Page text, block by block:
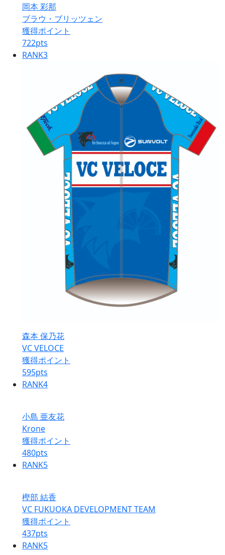
岡本 彩那
ブラウ・ブリッツェン
獲得ポイント
722pts
RANK3
森本 保乃花
VC VELOCE
獲得ポイント
595pts
RANK4
小島 亜友花
Krone
獲得ポイント
480pts
RANK5
樫部 結香
VC FUKUOKA DEVELOPMENT TEAM
獲得ポイント
437pts
RANK5